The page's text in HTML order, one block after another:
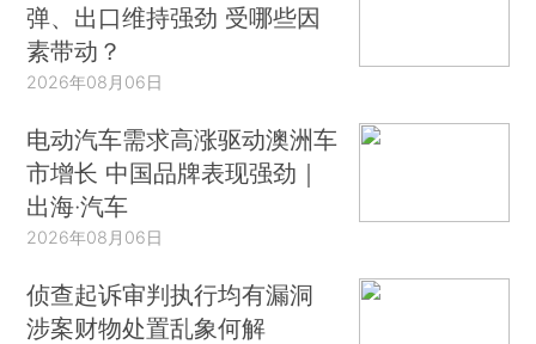
弹、出口维持强劲 受哪些因
素带动？
2026年08月06日
电动汽车需求高涨驱动澳洲车
市增长 中国品牌表现强劲｜
出海·汽车
2026年08月06日
侦查起诉审判执行均有漏洞
涉案财物处置乱象何解